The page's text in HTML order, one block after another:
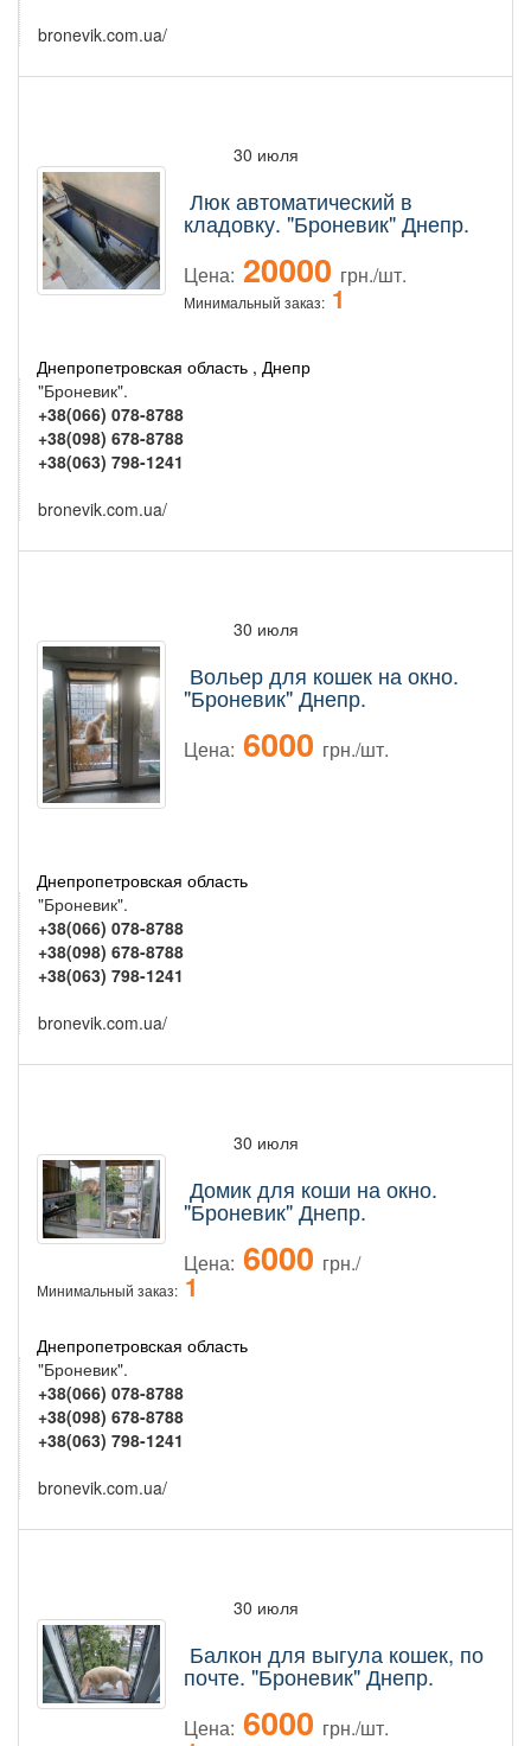
bronevik.com.ua/
30 июля
Люк автоматический в
кладовку. "Броневик" Днепр.
Цена: 20000 грн./шт.
Минимальный заказ: 1
Днепропетровская область , Днепр
"Броневик".
+38(066) 078-8788
+38(098) 678-8788
+38(063) 798-1241
bronevik.com.ua/
30 июля
Вольер для кошек на окно.
"Броневик" Днепр.
Цена: 6000 грн./шт.
Днепропетровская область
"Броневик".
+38(066) 078-8788
+38(098) 678-8788
+38(063) 798-1241
bronevik.com.ua/
30 июля
Домик для коши на окно.
"Броневик" Днепр.
Цена: 6000 грн./
Минимальный заказ: 1
Днепропетровская область
"Броневик".
+38(066) 078-8788
+38(098) 678-8788
+38(063) 798-1241
bronevik.com.ua/
30 июля
Балкон для выгула кошек, по
почте. "Броневик" Днепр.
Цена: 6000 грн./шт.